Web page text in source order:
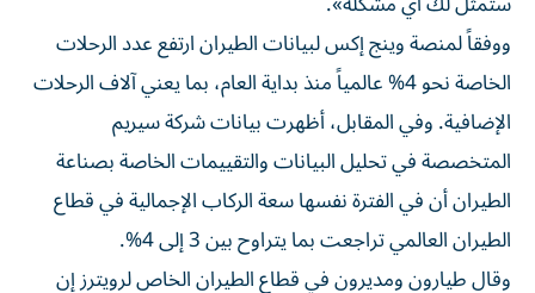
ووفقاً لمنصة وينج إكس لبيانات الطيران ارتفع عدد الرحلات
الخاصة نحو 4% عالمياً منذ بداية العام، ⁠بما يعني آلاف الرحلات
الإضافية. وفي المقابل، أظهرت بيانات شركة سيريم
المتخصصة في تحليل البيانات والتقييمات الخاصة بصناعة
الطيران أن في الفترة نفسها سعة الركاب الإجمالية في قطاع
الطيران العالمي تراجعت ​بما يتراوح بين ‌3 إلى 4%.
وقال طيارون ومديرون في قطاع الطيران الخاص لرويترز إن